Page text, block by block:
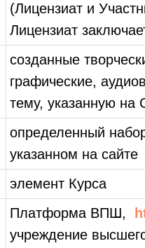
(Лицензиат и
Лицензиат
созданные
графические,
тему, указанную на
определенный
указанном на сайте
элемент Курса
Платформа ВПШ,
учреждение